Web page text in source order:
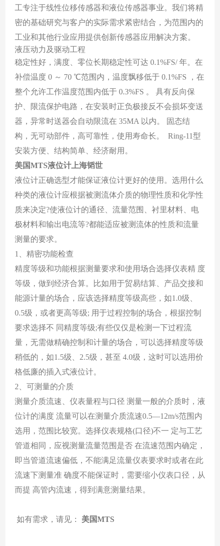
工专注于线性位移传感器和液位传感器事业。我们将精
密的基础研究与客户的实际需求紧密结合，为范围内的
工业和其他行业应用提供创新传感器应用解决方案。
液压动力及驱动工程
稳定性好，满度、零位长期稳定性可达 0.1%FS/ 年。在
补偿温度 0 ～ 70 ℃范围内，温度飘移低于 0.1%FS ，在
整个允许工作温度范围内低于 0.3%FS 。 具有反向保
护、限流保护电路，在安装时正负极接反不会损坏变送
器，异常时送器会自动限流在 35MA 以内。 固态结
构，无可动部件，高可靠性，使用寿命长。 Ring-11型
安装方便、结构简单、经济耐用。
美国MTS液位计上海韬世
液位计正确选型才能保证液位计更好的使用。选用什么
种类的液位计应根据被测流体介质的物理性质和化学性
质来决定?使液位计的通径、流量范围、衬里材料、电
极材料和输出电流等?都能适应被测流体的性质和流量
测量的要求。
1、精密功能检查
精度等级和功能根据测量要求和使用场合选择仪表精 度
等级，做到经济合算。比如用于贸易结算、产品交接和
能源计量的场合，应该选择精度等级高些，如1.0级、
0.5级，或者更高等级; 用于过程控制的场合，根据控制
要求选择不 同精度等级;有些仅仅是检测一下过程流
量，无需做精确控制和计量的场合，可以选择精度等级
稍低的，如1.5级、2.5级，甚至 4.0级，这时可以选用价
格低廉的插入式液位计。
2、可测量的介质
测量介质流速、仪表量程与口径 测量一般的介质时，液
位计的满度 流量可以在测量介质流速0.5—12m/s范围内
选用，范围比较宽。选择仪表规格(口径)不一 定与工艺
管道相同，应视测量流量范围是否 在流速范围内确定，
即当管道流速偏低，不能满足流量仪表要求时或者在此
流速下测量准 确度不能保证时，需要缩小仪表口径，从
而提 高管内流速，得到满意测量结果。
如有需求，请见： 美国MTS